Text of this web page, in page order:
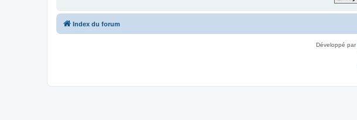
Index du forum
Développé par